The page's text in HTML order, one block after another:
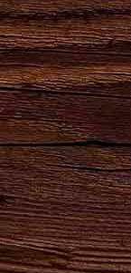
Натуральный
продукт
естественного
брожения.